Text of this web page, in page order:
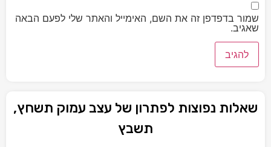
שמור בדפדפן זה את השם, האימייל והאתר שלי לפעם הבאה
שאגיב.
שאלות נפוצות לפתרון של עצב עמוק תשחץ,
תשבץ